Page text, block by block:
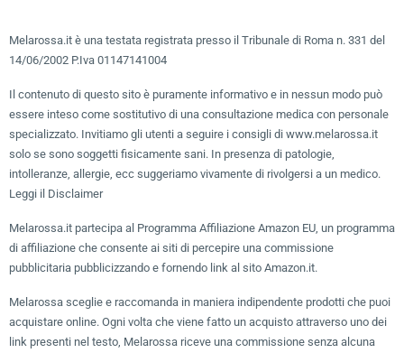
Melarossa.it è una testata registrata presso il Tribunale di Roma n. 331 del
14/06/2002 P.Iva 01147141004
Il contenuto di questo sito è puramente informativo e in nessun modo può
essere inteso come sostitutivo di una consultazione medica con personale
specializzato. Invitiamo gli utenti a seguire i consigli di www.melarossa.it
solo se sono soggetti fisicamente sani. In presenza di patologie,
intolleranze, allergie, ecc suggeriamo vivamente di rivolgersi a un medico.
Leggi il Disclaimer
Melarossa.it partecipa al Programma Affiliazione Amazon EU, un programma
di affiliazione che consente ai siti di percepire una commissione
pubblicitaria pubblicizzando e fornendo link al sito Amazon.it.
Melarossa sceglie e raccomanda in maniera indipendente prodotti che puoi
acquistare online. Ogni volta che viene fatto un acquisto attraverso uno dei
link presenti nel testo, Melarossa riceve una commissione senza alcuna